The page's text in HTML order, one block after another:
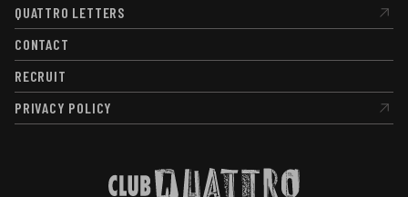
QUATTRO LETTERS
QUATTRO LETTERS
CONTACT
CONTACT
RECRUIT
RECRUIT
PRIVACY POLICY
PRIVACY POLICY